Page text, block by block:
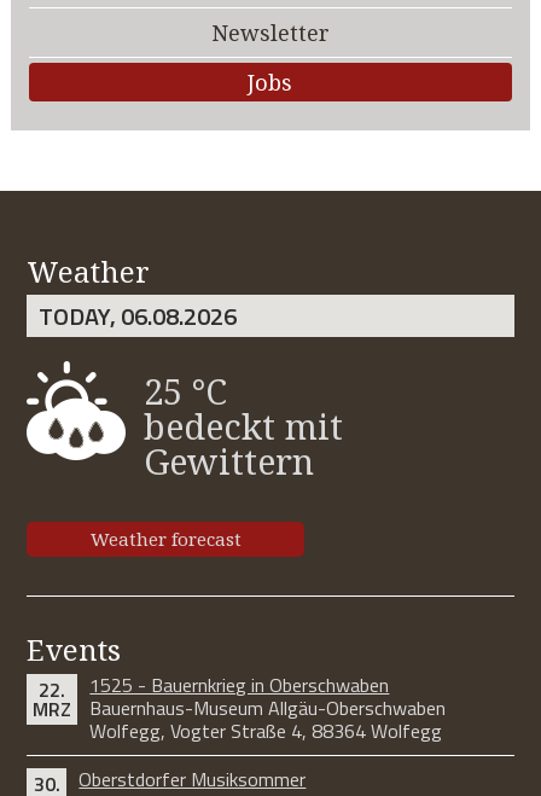
Newsletter
Jobs
Weather
TODAY, 06.08.2026
25 °C
bedeckt mit
Gewittern
Weather forecast
Events
22.
MRZ
1525 - Bauernkrieg in Oberschwaben
Bauernhaus-Museum Allgäu-Oberschwaben
Wolfegg, Vogter Straße 4, 88364 Wolfegg
30.
Oberstdorfer Musiksommer